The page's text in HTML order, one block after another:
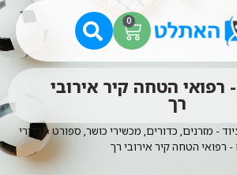
0
רפואי הטחה קיר אירובי
רך
- מזרנים, כדורים, מכשירי כושר, ספורט»
כדורי
- רפואי הטחה קיר אירובי רך